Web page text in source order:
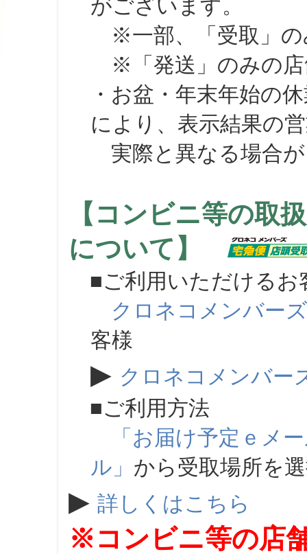
がございます。
※一部、「受取」の
※「発送」のみの店
・お盆・年末年始の
により、表示結果の
実際と異なる場合が
【コンビニ等の取
について】
■ご利用いただけるお
クロネコメンバーズ
客様
▶ クロネコメンバー
■ご利用方法
「お届け予定ｅメ
ル」 から受取場所を
▶ 詳しくはこちら
※コンビニ等の店